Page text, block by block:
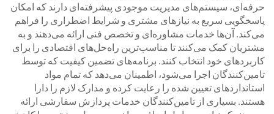
حرفه‌ای، سیستم‌های مدیریت موجودی پیشرفته‌ای دارند که امکان
پاسخگویی سریع به نیازهای مشتری و شرایط اضطراری را فراهم
می‌کند. آن‌ها خدمات مشاوره‌ای و تخصص فنی ارائه می‌دهند و به
مشتریان کمک می‌کنند تا مناسب‌ترین راه‌حل‌های اقتصادی را برای
کاربردهای خود انتخاب کنند. برنامه‌های تضمین کیفیت که توسط
تامین‌کنندگان اجرا می‌شود، اطمینان می‌دهد که تمام مواد
استانداردهای تعیین شده را رعایت کرده و مدارک لازم را دارا
هستند. بسیاری از تامین‌کنندگان خدمات پردازش سفارشی ارائه